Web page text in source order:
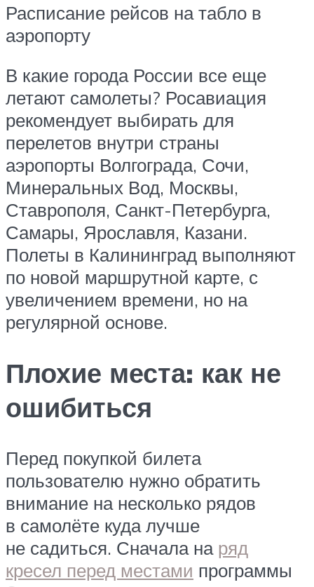
Расписание рейсов на табло в
аэропорту
В какие города России все еще
летают самолеты? Росавиация
рекомендует выбирать для
перелетов внутри страны
аэропорты Волгограда, Сочи,
Минеральных Вод, Москвы,
Ставрополя, Санкт-Петербурга,
Самары, Ярославля, Казани.
Полеты в Калининград выполняют
по новой маршрутной карте, с
увеличением времени, но на
регулярной основе.
Плохие места: как не
ошибиться
Перед покупкой билета
пользователю нужно обратить
внимание на несколько рядов
в самолёте куда лучше
не садиться. Сначала на ряд
кресел перед местами программы